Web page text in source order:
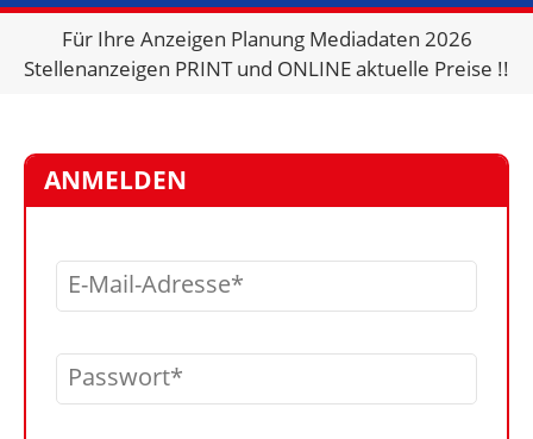
BRANCHENLINKS
VERMIETER
VIDEOS
BIBLIOTHEK
KRAN & BÜHNE
Für Ihre Anzeigen Planung Mediadaten 2026
Stellenanzeigen PRINT und ONLINE aktuelle Preise !!
ANMELDEN
E-Mail-Adresse
Passwort